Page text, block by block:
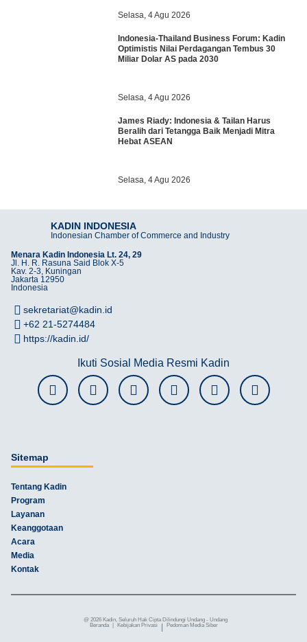
Selasa, 4 Agu 2026
Indonesia-Thailand Business Forum: Kadin
Optimistis Nilai Perdagangan Tembus 30
Miliar Dolar AS pada 2030
Selasa, 4 Agu 2026
James Riady: Indonesia & Tailan Harus
Beralih dari Tetangga Baik Menjadi Mitra
Hebat ASEAN
Selasa, 4 Agu 2026
KADIN INDONESIA
Indonesian Chamber of Commerce and Industry
Menara Kadin Indonesia Lt. 24, 29
Jl. H. R. Rasuna Said Blok X-5
Kav. 2-3, Kuningan
Jakarta 12950
Indonesia
sekretariat@kadin.id
+62 21-5274484
https://kadin.id/
Ikuti Sosial Media Resmi Kadin
Sitemap
Tentang Kadin
Program
Layanan
Keanggotaan
Acara
Media
Kontak
@ 2026 Kadin, Seluruh Hak Cipta Dilindungi Undang - Undang
Beranda
Kebijakan Privasi Pedoman Media Siber